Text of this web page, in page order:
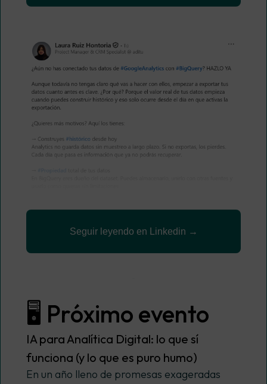
Seguir leyendo en Linkedin →
🖥️ Próximo evento
IA para Analítica Digital: lo que sí
funciona (y lo que es puro humo)
En un año lleno de promesas exageradas